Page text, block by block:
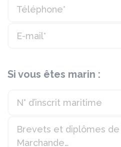
Si vous êtes marin :